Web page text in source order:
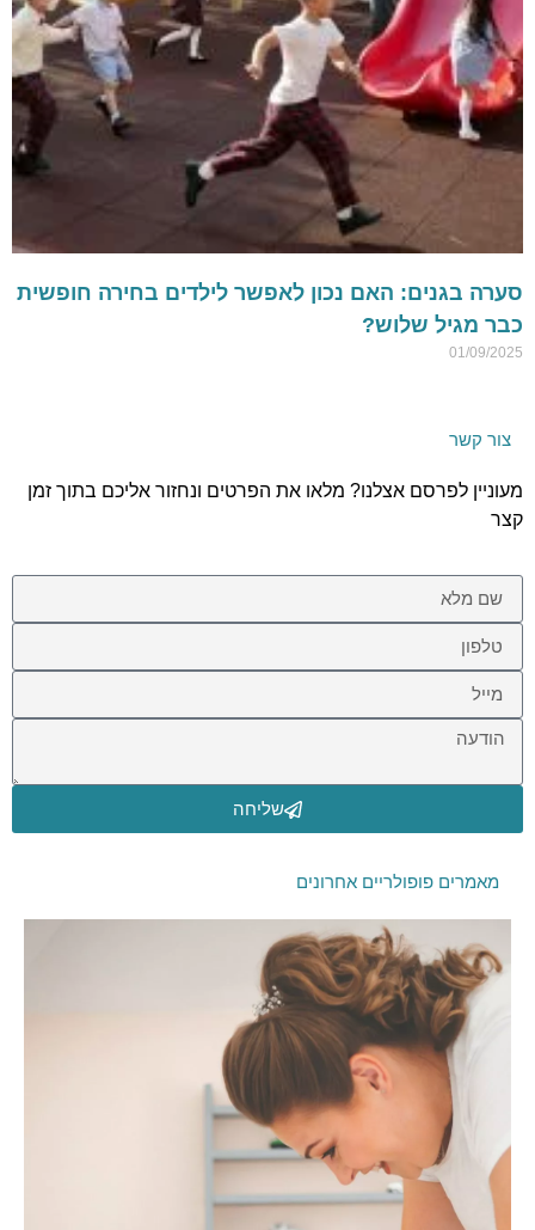
סערה בגנים: האם נכון לאפשר לילדים בחירה חופשית
כבר מגיל שלוש?
01/09/2025
צור קשר
מעוניין לפרסם אצלנו? מלאו את הפרטים ונחזור אליכם בתוך זמן
קצר
שליחה
מאמרים פופולריים אחרונים